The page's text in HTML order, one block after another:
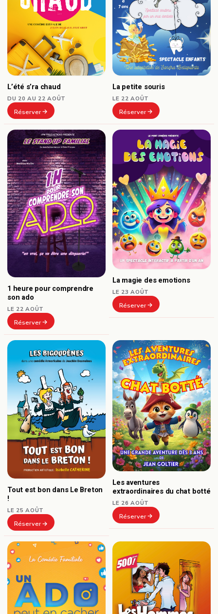
L’été s’ra chaud
DU 20 AU 22 AOÛT
Réserver
La petite souris
LE 22 AOÛT
Réserver
1 heure pour comprendre
son ado
LE 22 AOÛT
Réserver
La magie des emotions
LE 23 AOÛT
Réserver
Tout est bon dans Le Breton
!
LE 25 AOÛT
Réserver
Les aventures
extraordinaires du chat botté
LE 26 AOÛT
Réserver